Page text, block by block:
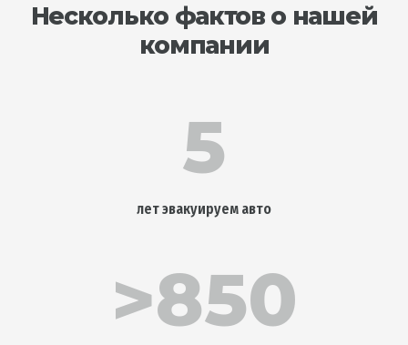
Несколько фактов о нашей
компании
5
лет эвакуируем авто
>850